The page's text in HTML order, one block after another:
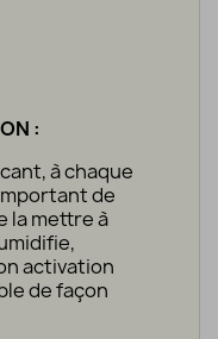
:
à chaque
de
la mettre à
activation
de façon